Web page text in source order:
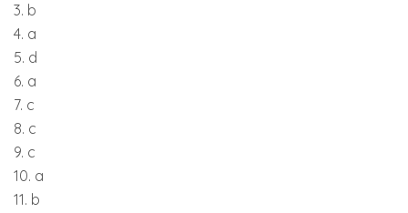
3. b
4. a
5. d
6. a
7. c
8. c
9. c
10. a
11. b